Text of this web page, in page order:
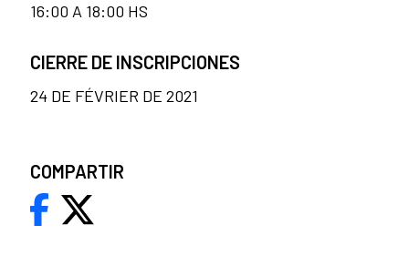
16:00 A 18:00 HS
CIERRE DE INSCRIPCIONES
24 DE FÉVRIER DE 2021
COMPARTIR